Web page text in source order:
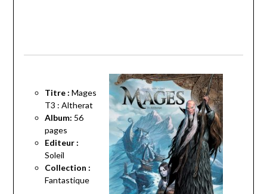
Titre : Mages
T3 : Altherat
Album: 56
pages
Editeur :
Soleil
Collection :
Fantastique